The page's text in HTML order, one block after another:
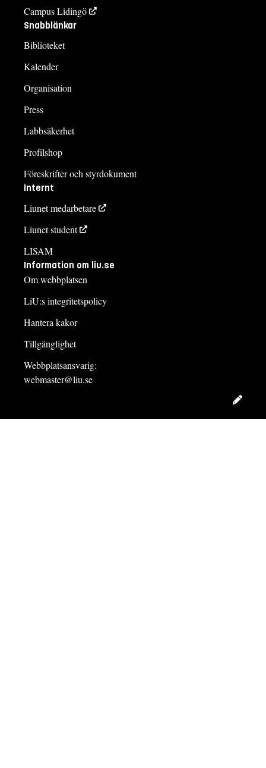
Campus Lidingö
Snabblänkar
Biblioteket
Kalender
Organisation
Press
Labbsäkerhet
Profilshop
Föreskrifter och styrdokument
Internt
Liunet medarbetare
Liunet student
LISAM
Information om liu.se
Om webbplatsen
LiU:s integritetspolicy
Hantera kakor
Tillgänglighet
Webbplatsansvarig:
webmaster@liu.se